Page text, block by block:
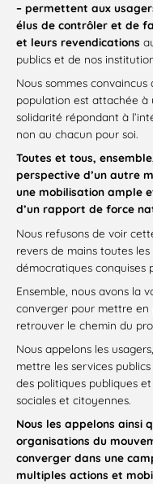
– permettent aux
élus de contrôler et de
et leurs revendications
publics et de nos
Nous sommes
population est attachée à
solidarité répondant à
non au chacun pour soi.
Toutes et tous,
perspective d’un autre
une mobilisation ample
d’un rapport de force
Nous refusons de voir
revers de mains toutes
démocratiques conquises
Ensemble, nous avons la
converger pour mettre en
retrouver le chemin du
Nous appelons les
mettre les services
des politiques publiques
sociales et citoyennes.
Nous les appelons ainsi
organisations du
converger dans une
multiples actions et